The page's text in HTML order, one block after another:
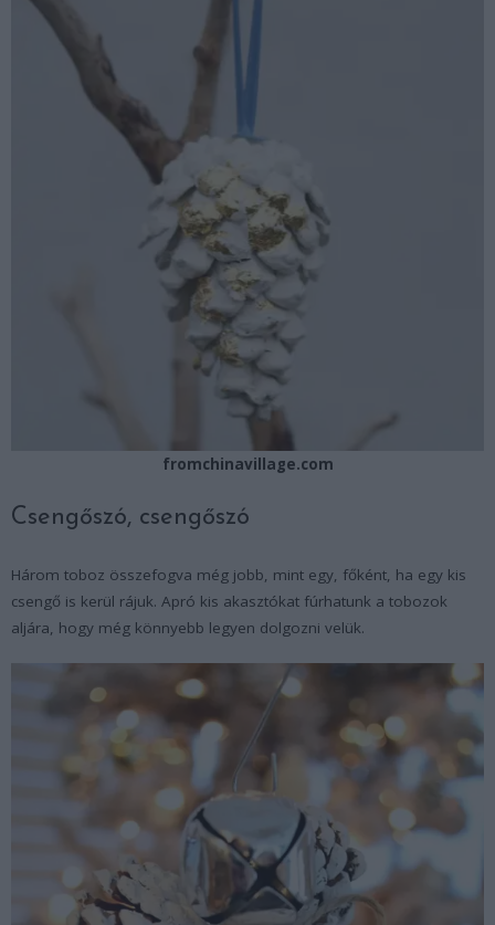
fromchinavillage.com
Csengőszó, csengőszó
Három toboz összefogva még jobb, mint egy, főként, ha egy kis
csengő is kerül rájuk. Apró kis akasztókat fúrhatunk a tobozok
aljára, hogy még könnyebb legyen dolgozni velük.